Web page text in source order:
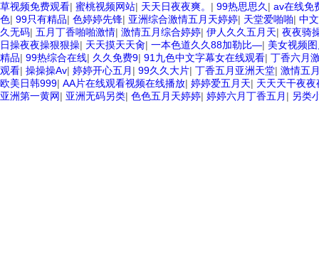
草视频免费观看| 蜜桃视频网站| 天天日夜夜爽。 | 99热思思久 | av在线免
色| 99只有精品| 色婷婷先锋| 亚洲综合激情五月天婷婷| 天堂爱啪啪| 中
久无码| 五月丁香啪啪激情| 激情五月综合婷婷| 伊人久久五月天| 夜夜骑
日操夜夜操狠狠操| 天天摸天天肏| 一本色道久久88加勒比—| 美女视频
精品| 99热综合在线| 久久免费9| 91九色中文字幕女在线观看| 丁香六月
观看| 操操操Av| 婷婷开心五月 | 99久久大片| 丁香五月亚洲天堂| 激情五
欧美日韩999| AA片在线观看视频在线播放| 婷婷爱五月天| 天天天干夜夜
亚洲第一黄网| 亚洲无码另类| 色色五月天婷婷| 婷婷六月丁香五月 | 另类